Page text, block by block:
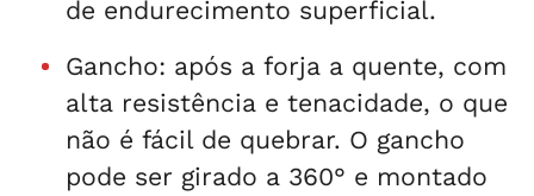
de endurecimento superficial.
Gancho: após a forja a quente, com
alta resistência e tenacidade, o que
não é fácil de quebrar. O gancho
pode ser girado a 360° e montado